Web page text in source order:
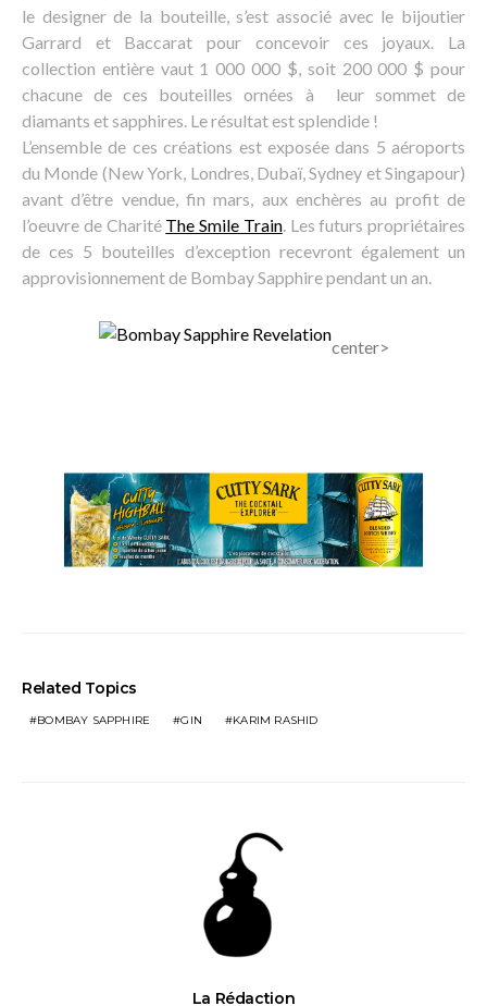
le designer de la bouteille, s’est associé avec le bijoutier
Garrard et Baccarat pour concevoir ces joyaux. La
collection entière vaut 1 000 000 $, soit 200 000 $ pour
chacune de ces bouteilles ornées à leur sommet de
diamants et sapphires. Le résultat est splendide !
L’ensemble de ces créations est exposée dans 5 aéroports
du Monde (New York, Londres, Dubaï, Sydney et Singapour)
avant d’être vendue, fin mars, aux enchères au profit de
l’oeuvre de Charité The Smile Train. Les futurs propriétaires
de ces 5 bouteilles d’exception recevront également un
approvisionnement de Bombay Sapphire pendant un an.
center>
Related Topics
BOMBAY SAPPHIRE GIN KARIM RASHID
La Rédaction